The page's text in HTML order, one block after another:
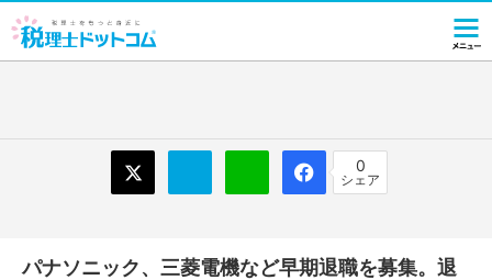
0
シェア
パナソニック、三菱電機など早期退職を募集。退